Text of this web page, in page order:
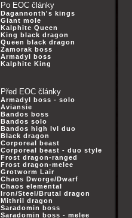
Po EOC články
Dagannonth's kings
Giant mole
Kalphite Queen
King black dragon
Queen black dragon
Zamorak boss
Armadyl boss
Kalphite King
Před EOC články
Armadyl boss - solo
Aviansie
Bandos boss
Bandos solo
Bandos high lvl duo
Black dragon
Corporeal beast
Corporeal beast - duo style
Frost dragon-ranged
Frost dragon-melee
Grotworm Lair
Chaos Dworge/Dwarf
Chaos elemental
Iron/Steel/Brutal dragon
Mithril dragon
Saradomin boss
Saradomin boss - melee